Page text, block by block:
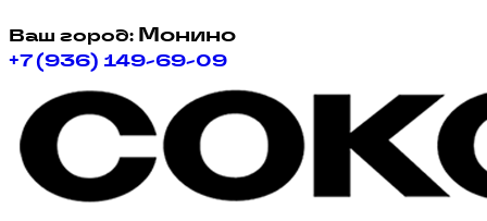
Ваш город: Монино
+7 (936) 149-69-09